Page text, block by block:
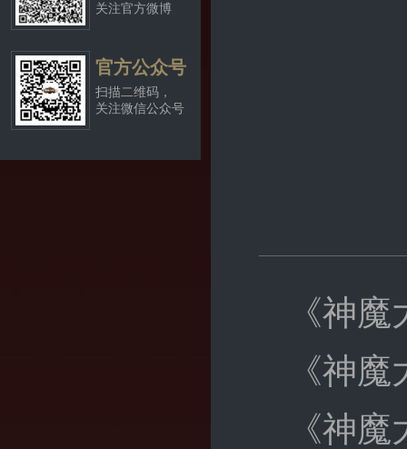
关注官方微博
官方公众号
扫描二维码，
关注微信公众号
《神
《神
《神